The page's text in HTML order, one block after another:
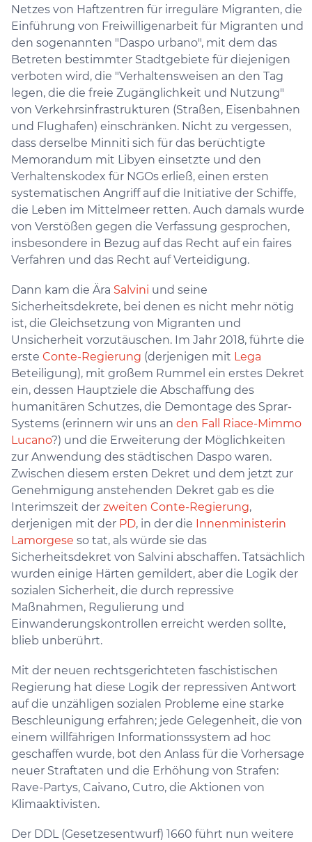
Netzes von Haftzentren für irreguläre Migranten, die
Einführung von Freiwilligenarbeit für Migranten und
den sogenannten "Daspo urbano", mit dem das
Betreten bestimmter Stadtgebiete für diejenigen
verboten wird, die "Verhaltensweisen an den Tag
legen, die die freie Zugänglichkeit und Nutzung"
von Verkehrsinfrastrukturen (Straßen, Eisenbahnen
und Flughafen) einschränken. Nicht zu vergessen,
dass derselbe Minniti sich für das berüchtigte
Memorandum mit Libyen einsetzte und den
Verhaltenskodex für NGOs erließ, einen ersten
systematischen Angriff auf die Initiative der Schiffe,
die Leben im Mittelmeer retten. Auch damals wurde
von Verstößen gegen die Verfassung gesprochen,
insbesondere in Bezug auf das Recht auf ein faires
Verfahren und das Recht auf Verteidigung.
Dann kam die Ära Salvini und seine
Sicherheitsdekrete, bei denen es nicht mehr nötig
ist, die Gleichsetzung von Migranten und
Unsicherheit vorzutäuschen. Im Jahr 2018, führte die
erste Conte-Regierung (derjenigen mit Lega
Beteiligung), mit großem Rummel ein erstes Dekret
ein, dessen Hauptziele die Abschaffung des
humanitären Schutzes, die Demontage des Sprar-
Systems (erinnern wir uns an den Fall Riace-Mimmo
Lucano?) und die Erweiterung der Möglichkeiten
zur Anwendung des städtischen Daspo waren.
Zwischen diesem ersten Dekret und dem jetzt zur
Genehmigung anstehenden Dekret gab es die
Interimszeit der zweiten Conte-Regierung,
derjenigen mit der PD, in der die Innenministerin
Lamorgese so tat, als würde sie das
Sicherheitsdekret von Salvini abschaffen. Tatsächlich
wurden einige Härten gemildert, aber die Logik der
sozialen Sicherheit, die durch repressive
Maßnahmen, Regulierung und
Einwanderungskontrollen erreicht werden sollte,
blieb unberührt.
Mit der neuen rechtsgerichteten faschistischen
Regierung hat diese Logik der repressiven Antwort
auf die unzähligen sozialen Probleme eine starke
Beschleunigung erfahren; jede Gelegenheit, die von
einem willfährigen Informationssystem ad hoc
geschaffen wurde, bot den Anlass für die Vorhersage
neuer Straftaten und die Erhöhung von Strafen:
Rave-Partys, Caivano, Cutro, die Aktionen von
Klimaaktivisten.
Der DDL (Gesetzesentwurf) 1660 führt nun weitere